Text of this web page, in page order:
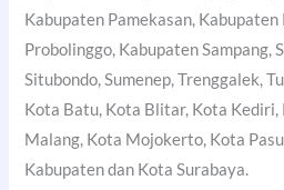
Kabupaten Pamekasan, Kabupaten
Probolinggo, Kabupaten Sampang,
Situbondo, Sumenep, Trenggalek,
Kota Batu, Kota Blitar, Kota Kediri,
Malang, Kota Mojokerto, Kota
Kabupaten dan Kota Surabaya.